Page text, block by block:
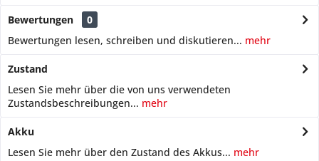
Bewertungen
0
Bewertungen lesen, schreiben und diskutieren... mehr
Zustand
Lesen Sie mehr über die von uns verwendeten
Zustandsbeschreibungen... mehr
Akku
Lesen Sie mehr über den Zustand des Akkus... mehr